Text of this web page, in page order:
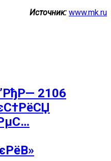
Источник: www.mk.ru
2106